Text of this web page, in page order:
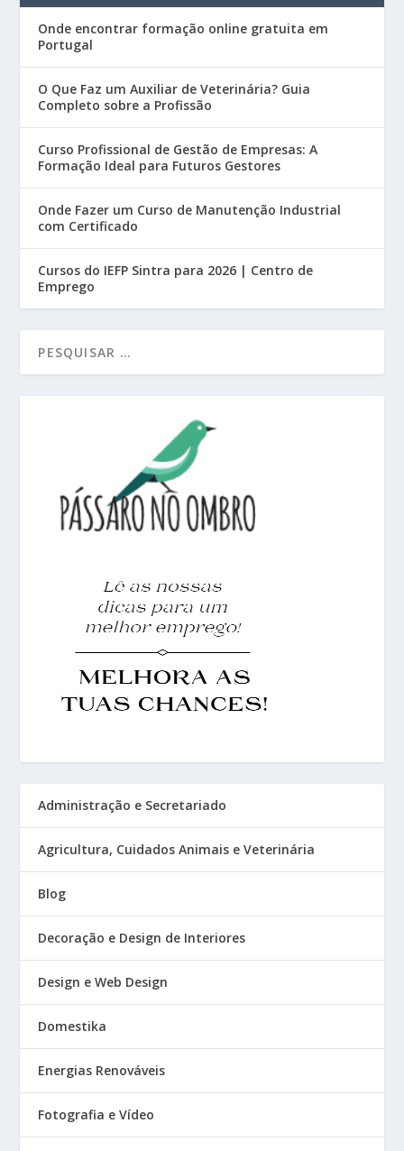
Onde encontrar formação online gratuita em
Portugal
O Que Faz um Auxiliar de Veterinária? Guia
Completo sobre a Profissão
Curso Profissional de Gestão de Empresas: A
Formação Ideal para Futuros Gestores
Onde Fazer um Curso de Manutenção Industrial
com Certificado
Cursos do IEFP Sintra para 2026 | Centro de
Emprego
Administração e Secretariado
Agricultura, Cuidados Animais e Veterinária
Blog
Decoração e Design de Interiores
Design e Web Design
Domestika
Energias Renováveis
Fotografia e Vídeo